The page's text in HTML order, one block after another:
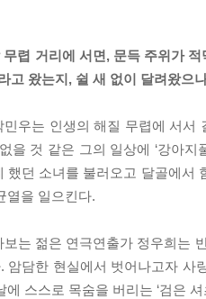
렵 거리에 서면, 문득 주위가
고 왔는지, 쉴 새 없이 달려왔으
민우는 인생의 해질 무렵에 서
을 것 같은 그의 일상에 ‘강아
했던 소녀를 불러오고 달골에서
열을 일으킨다.
보는 젊은 연극연출가 정우희는
암담한 현실에서 벗어나고자
에 스스로 목숨을 버리는 ‘검은 셔